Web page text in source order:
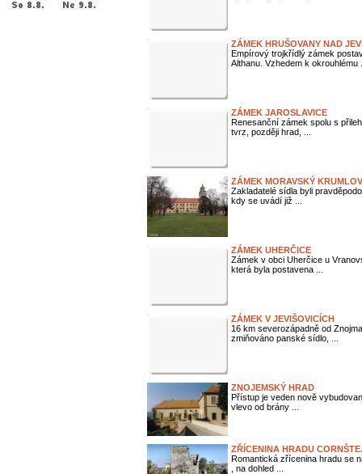
ZÁMEK HRUŠOVANY NAD
Empírový trojkřídlý zámek
Althanu. Vzhedem k okrouhlému
ZÁMEK JAROSLAVICE
Renesanční zámek spolu s
tvrz, později hrad, ...
ZÁMEK MORAVSKÝ KRUMLOV
Zakladatelé sídla byli
kdy se uvádí již ...
ZÁMEK UHERČICE
Zámek v obci Uherčice u
která byla postavena ...
ZÁMEK V JEVIŠOVICÍCH
16 km severozápadně od
zmiňováno panské sídlo, ...
ZNOJEMSKÝ HRAD
Přístup je veden nově
vlevo od brány ...
ZŘÍCENINA HRADU
Romantická zřícenina hradu se
, na dohled ...